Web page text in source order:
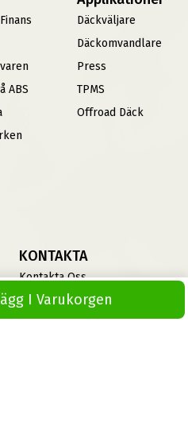
I Varukorgen
ABS
Däckväljare
Däckomvandlare
Press
TPMS
Offroad Däck
KONTAKTA
Kontakta Oss
Vinterdäck